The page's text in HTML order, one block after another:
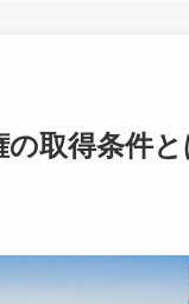
の取得条件